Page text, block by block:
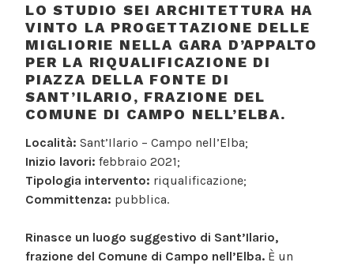
LO STUDIO SEI ARCHITETTURA HA
VINTO LA PROGETTAZIONE DELLE
MIGLIORIE NELLA GARA D’APPALTO
PER LA RIQUALIFICAZIONE DI
PIAZZA DELLA FONTE DI
SANT’ILARIO, FRAZIONE DEL
COMUNE DI CAMPO NELL’ELBA.
Località: Sant’Ilario – Campo nell’Elba;
Inizio lavori: febbraio 2021;
Tipologia intervento: riqualificazione;
Committenza: pubblica.
Rinasce un luogo suggestivo di Sant’Ilario,
frazione del Comune di Campo nell’Elba. È un